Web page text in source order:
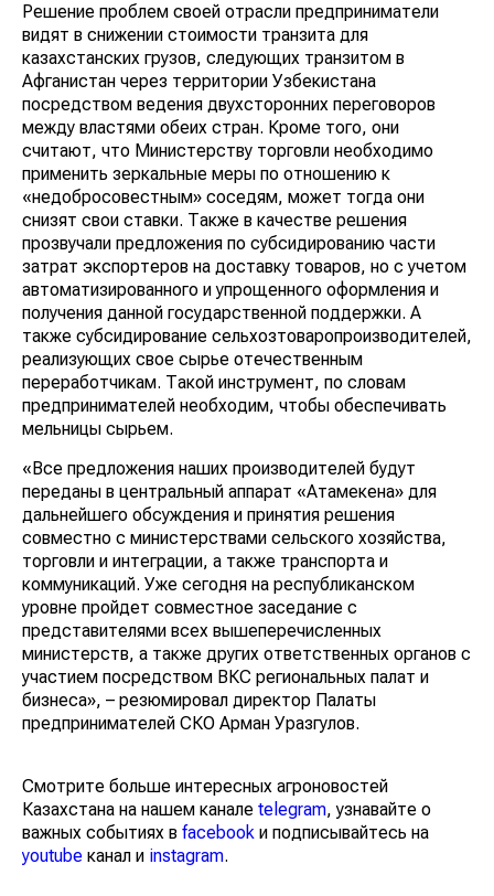
Решение проблем своей отрасли предприниматели
видят в снижении стоимости транзита для
казахстанских грузов, следующих транзитом в
Афганистан через территории Узбекистана
посредством ведения двухсторонних переговоров
между властями обеих стран. Кроме того, они
считают, что Министерству торговли необходимо
применить зеркальные меры по отношению к
«недобросовестным» соседям, может тогда они
снизят свои ставки. Также в качестве решения
прозвучали предложения по субсидированию части
затрат экспортеров на доставку товаров, но с учетом
автоматизированного и упрощенного оформления и
получения данной государственной поддержки. А
также субсидирование сельхозтоваропроизводителей,
реализующих свое сырье отечественным
переработчикам. Такой инструмент, по словам
предпринимателей необходим, чтобы обеспечивать
мельницы сырьем.
«Все предложения наших производителей будут
переданы в центральный аппарат «Атамекена» для
дальнейшего обсуждения и принятия решения
совместно с министерствами сельского хозяйства,
торговли и интеграции, а также транспорта и
коммуникаций. Уже сегодня на республиканском
уровне пройдет совместное заседание с
представителями всех вышеперечисленных
министерств, а также других ответственных органов с
участием посредством ВКС региональных палат и
бизнеса», – резюмировал директор Палаты
предпринимателей СКО Арман Уразгулов.
Смотрите больше интересных агроновостей
Казахстана на нашем канале telegram, узнавайте о
важных событиях в facebook и подписывайтесь на
youtube канал и instagram.